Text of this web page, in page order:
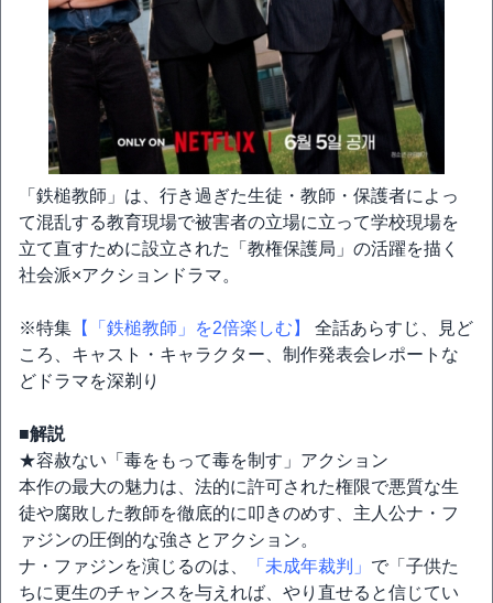
「鉄槌教師」は、行き過ぎた生徒・教師・保護者によっ
て混乱する教育現場で被害者の立場に立って学校現場を
立て直すために設立された「教権保護局」の活躍を描く
社会派×アクションドラマ。
※特集 【「鉄槌教師」を2倍楽しむ】
全話あらすじ、見ど
ころ、キャスト・キャラクター、制作発表会レポートな
どドラマを深剃り
■解説
★容赦ない「毒をもって毒を制す」アクション
本作の最大の魅力は、法的に許可された権限で悪質な生
徒や腐敗した教師を徹底的に叩きのめす、主人公ナ・フ
ァジンの圧倒的な強さとアクション。
ナ・ファジンを演じるのは、
「未成年裁判」 で「子供た
ちに更生のチャンスを与えれば、やり直せると信じてい